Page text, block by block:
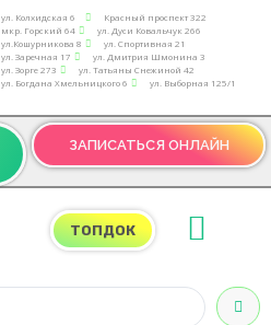
ул. Колхидская 6
Красный проспект 322
мкр. Горский 64
ул. Дуси Ковальчук 266
ул.Кошурникова 8
ул. Спортивная 21
ул. Заречная 17
ул. Дмитрия Шмонина 3
ул. Зорге 273
ул. Татьяны Снежиной 42
ул. Богдана Хмельницкого 6
ул. Выборная 125/1
ЗАПИСАТЬСЯ ОНЛАЙН
ТОПДОК